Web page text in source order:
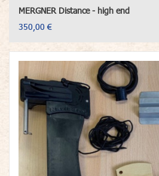
MERGNER Distance - high end
350,00 €